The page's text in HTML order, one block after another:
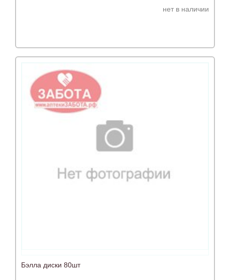
нет в наличии
Бэлла диски 80шт